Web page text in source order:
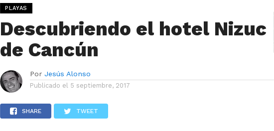
PLAYAS
Descubriendo el hotel Nizuc
de Cancún
Por Jesús Alonso
Publicado el 5 septiembre, 2017
SHARE TWEET